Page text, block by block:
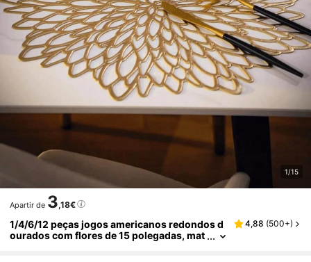
1/15
Apartir de 3,18€
1/4/6/12 peças jogos americanos redondos d
ourados com flores de 15 polegadas, mat
4,88 (500+)